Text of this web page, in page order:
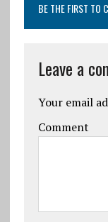
BE THE FIRST TO
Leave a
Your email
Comment